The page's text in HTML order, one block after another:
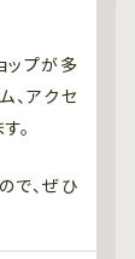
ップが多
、アクセ
。
で、ぜひ